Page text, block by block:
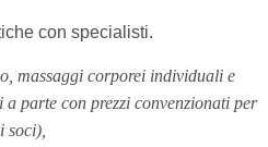
con specialisti.
massaggi corporei individuali e
a parte con prezzi convenzionati per
i soci)